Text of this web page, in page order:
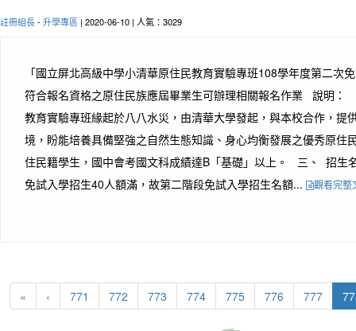
註冊組長- 升學專區 | 2020-06-10 | 人氣：3029
「國立屏北高級中學小清華原住民教育實驗專班108學年度第二次
符合報名資格之原住民族應屆畢業生可辦理相關報名作業 說明
教育實驗專班緣起於八八水災，由清華大學發起，與本校合作，提
境，盼能培養具備堅強之自然生態知識、身心均衡發展之優秀原
住民籍學生，國中會考國文科成績達B「基礎」以上。 三、 招生
免試入學招生40人額滿，故第二階段免試入學招生名額...
觀看完整
« ‹ 771 772 773 774 775 776 777